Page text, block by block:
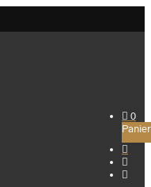
0
Panier